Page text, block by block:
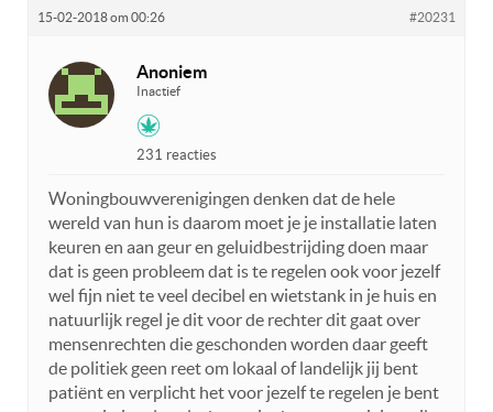
15-02-2018 om 00:26 #20231
Anoniem
Inactief
231 reacties
Woningbouwverenigingen denken dat de hele
wereld van hun is daarom moet je je installatie laten
keuren en aan geur en geluidbestrijding doen maar
dat is geen probleem dat is te regelen ook voor jezelf
wel fijn niet te veel decibel en wietstank in je huis en
natuurlijk regel je dit voor de rechter dit gaat over
mensenrechten die geschonden worden daar geeft
de politiek geen reet om lokaal of landelijk jij bent
patiënt en verplicht het voor jezelf te regelen je bent